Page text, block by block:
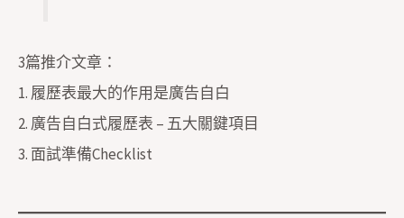
3篇推介文章：
1. 履歷表最大的作用是廣告自白
2. 廣告自白式履歷表 – 五大關鍵項目
3. 面試準備Checklist